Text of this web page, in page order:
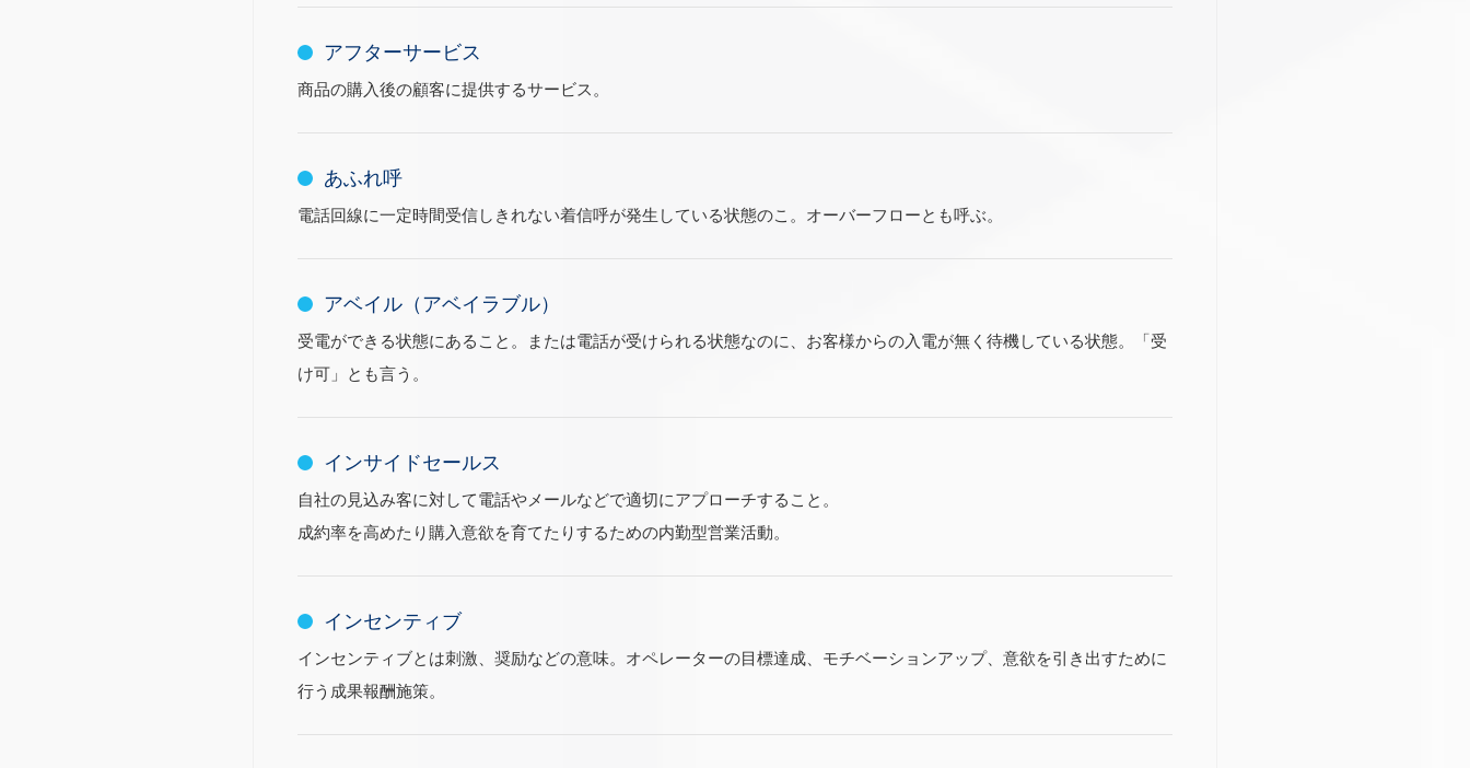
アフターサービス
商品の購入後の顧客に提供するサービス。
あふれ呼
電話回線に一定時間受信しきれない着信呼が発生している状態のこ。オーバーフローとも呼ぶ。
アベイル（アベイラブル）
受電ができる状態にあること。または電話が受けられる状態なのに、お客様からの入電が無く待機している状態。「受
け可」とも言う。
インサイドセールス
自社の見込み客に対して電話やメールなどで適切にアプローチすること。
成約率を高めたり購入意欲を育てたりするための内勤型営業活動。
インセンティブ
インセンティブとは刺激、奨励などの意味。オペレーターの目標達成、モチベーションアップ、意欲を引き出すために
行う成果報酬施策。